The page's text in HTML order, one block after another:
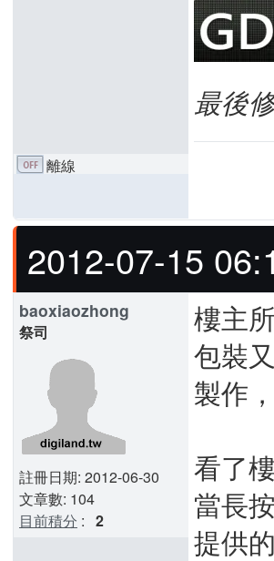
最後
離線
2012-07-15
baoxiaozhong
祭司
註冊日期: 2012-06-30
文章數: 104
目前積分 : 2
樓主
包裝
製作
看了
當長
提供